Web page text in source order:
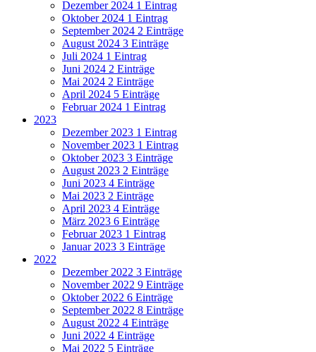
Dezember 2024 1 Eintrag
Oktober 2024 1 Eintrag
September 2024 2 Einträge
August 2024 3 Einträge
Juli 2024 1 Eintrag
Juni 2024 2 Einträge
Mai 2024 2 Einträge
April 2024 5 Einträge
Februar 2024 1 Eintrag
2023
Dezember 2023 1 Eintrag
November 2023 1 Eintrag
Oktober 2023 3 Einträge
August 2023 2 Einträge
Juni 2023 4 Einträge
Mai 2023 2 Einträge
April 2023 4 Einträge
März 2023 6 Einträge
Februar 2023 1 Eintrag
Januar 2023 3 Einträge
2022
Dezember 2022 3 Einträge
November 2022 9 Einträge
Oktober 2022 6 Einträge
September 2022 8 Einträge
August 2022 4 Einträge
Juni 2022 4 Einträge
Mai 2022 5 Einträge